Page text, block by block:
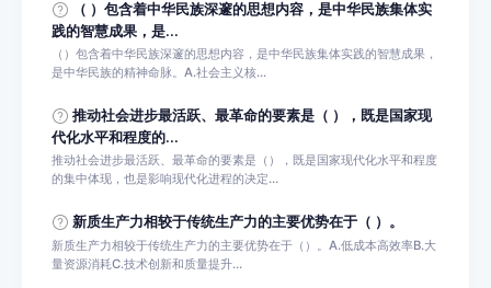
（ ）包含着中华民族深邃的思想内容，是中华民族集体实
践的智慧成果，是...
（）包含着中华民族深邃的思想内容，是中华民族集体实践的智慧成果，
是中华民族的精神命脉。A.社会主义核...
推动社会进步最活跃、最革命的要素是（ ），既是国家现
代化水平和程度的...
推动社会进步最活跃、最革命的要素是（），既是国家现代化水平和程度
的集中体现，也是影响现代化进程的决定...
新质生产力相较于传统生产力的主要优势在于（ ）。
新质生产力相较于传统生产力的主要优势在于（）。A.低成本高效率B.大
量资源消耗C.技术创新和质量提升...